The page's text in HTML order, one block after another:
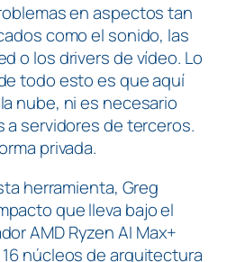
en aspectos tan
como el sonido, las
o losdriversde vídeo. Lo
todo esto es que aquí
nube, ni es necesario
a servidores de terceros.
privada.
herramienta, Greg
que lleva bajo el
AMD Ryzen AI Max+
núcleos de arquitectura